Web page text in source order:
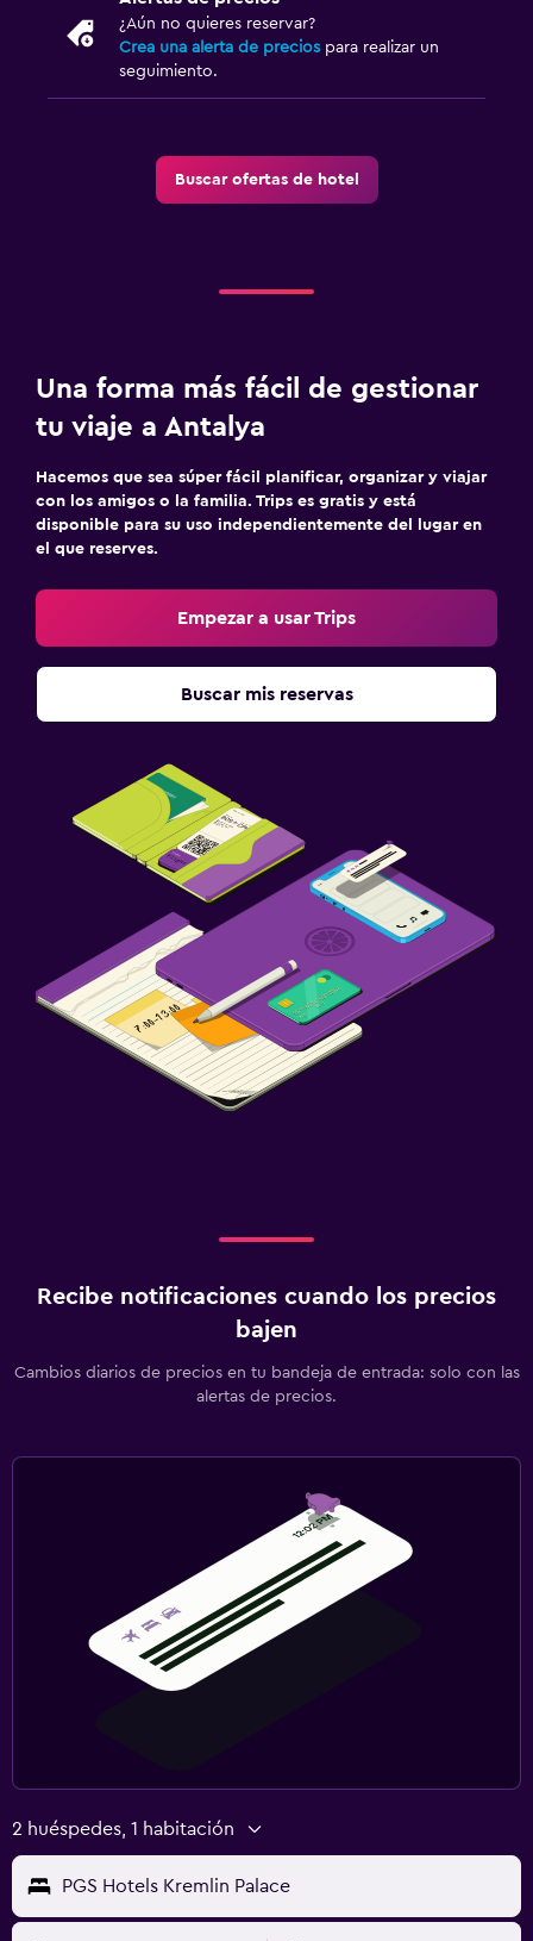
Terraza/patio
Equipo infantil para zona de juegos al aire libre
Servicios de cuidado de niños (con cargos)
Estacionamiento y transporte
Estacionamiento gratuito
Estacionamiento privado
Servicio de traslado (cargo adicional)
TV de pantalla plana
Biblioteca
Sala de estar/TV compartida
Habitación
Enchufe cerca de la cama
Sofá cama
Botiquín de primeros auxilios
Servicios de lavandería/tintorería
¿Aún no quieres reservar?
Crea una alerta de precios para realizar un
seguimiento.
Buscar ofertas de hotel
Una forma más fácil de gestionar
tu viaje a Antalya
Hacemos que sea súper fácil planificar, organizar y viajar
con los amigos o la familia. Trips es gratis y está
disponible para su uso independientemente del lugar en
el que reserves.
Empezar a usar Trips
Buscar mis reservas
Recibe notificaciones cuando los precios
bajen
Cambios diarios de precios en tu bandeja de entrada: solo con las
alertas de precios.
2 huéspedes, 1 habitación
PGS Hotels Kremlin Palace